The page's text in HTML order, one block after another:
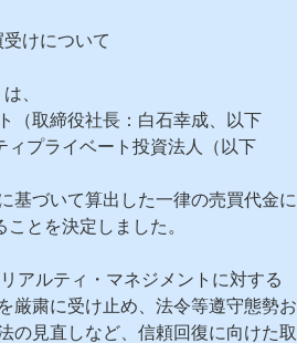
けについて
、
（取締役社長：白石幸成、以下
ィプライベート投資法人（以下
基づいて算出した一律の売買代金に
とを決定しました。
アルティ・マネジメントに対する
厳粛に受け止め、法令等遵守態勢お
の見直しなど、信頼回復に向けた取